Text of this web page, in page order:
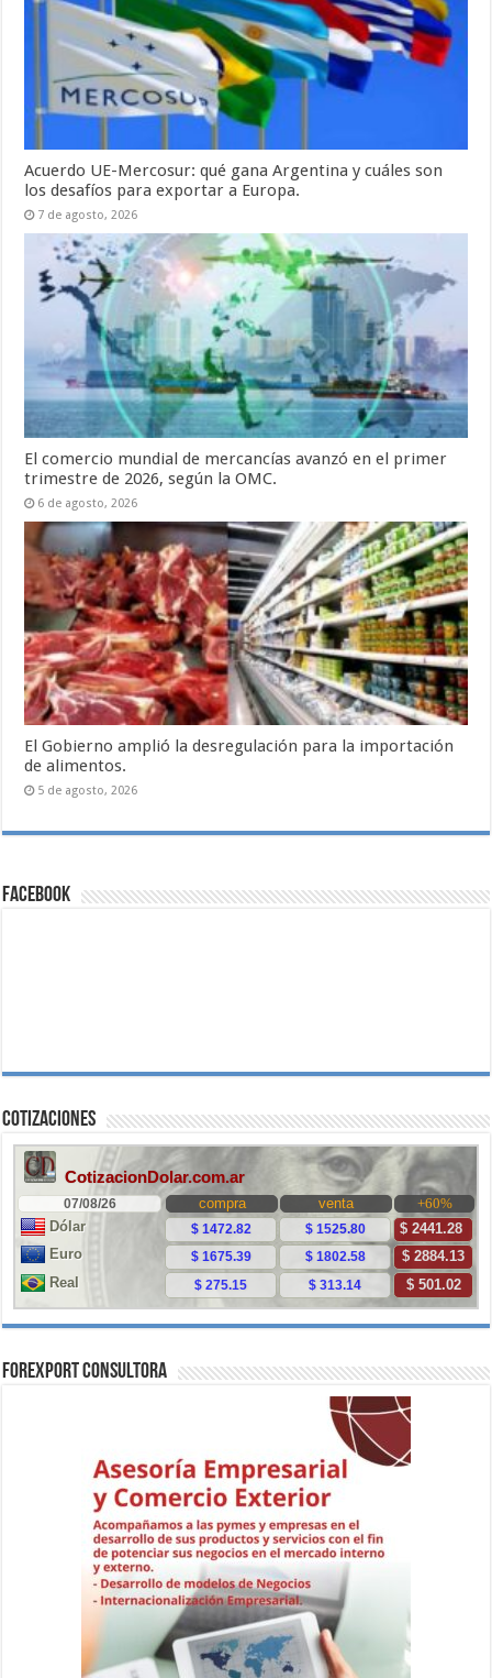
Acuerdo UE-Mercosur: qué gana Argentina y cuáles son
los desafíos para exportar a Europa.
7 de agosto, 2026
El comercio mundial de mercancías avanzó en el primer
trimestre de 2026, según la OMC.
6 de agosto, 2026
El Gobierno amplió la desregulación para la importación
de alimentos.
5 de agosto, 2026
Facebook
Cotizaciones
ForExport Consultora